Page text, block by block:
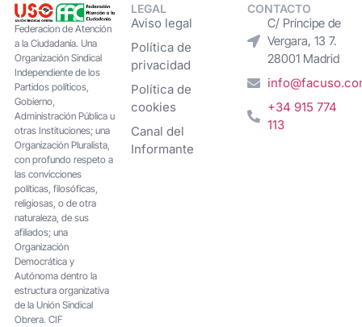
Federacion de Atención
a la Ciudadanía. Una
Organización Sindical
Independiente de los
Partidos políticos,
Gobierno,
Administración Pública u
otras Instituciones; una
Organización Pluralista,
con profundo respeto a
las convicciones
políticas, filosóficas,
religiosas, o de otra
naturaleza, de sus
afiliados; una
Organización
Democrática y
Autónoma dentro la
estructura organizativa
de la Unión Sindical
Obrera. CIF
LEGAL
Aviso legal
Política de
privacidad
Política de
cookies
Canal del
Informante
CONTACTO
C/ Príncipe de
Vergara, 13 7.
28001 Madrid
+34 915 774
113